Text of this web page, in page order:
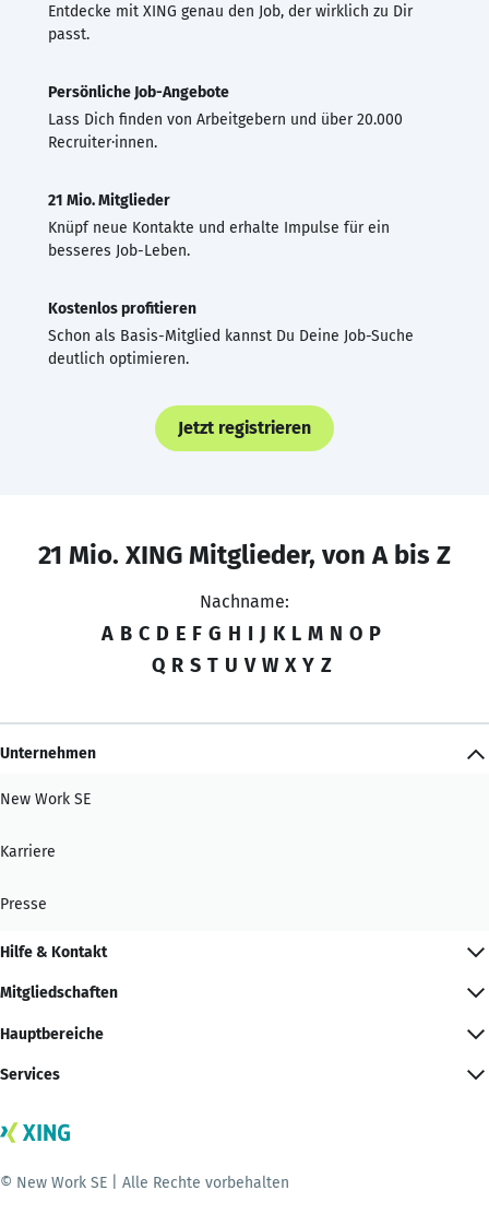
Entdecke mit XING genau den Job, der wirklich zu Dir
passt.
Persönliche Job-Angebote
Lass Dich finden von Arbeitgebern und über 20.000
Recruiter·innen.
21 Mio. Mitglieder
Knüpf neue Kontakte und erhalte Impulse für ein
besseres Job-Leben.
Kostenlos profitieren
Schon als Basis-Mitglied kannst Du Deine Job-Suche
deutlich optimieren.
Jetzt registrieren
21 Mio. XING Mitglieder, von A bis Z
Nachname:
A B C D E F G H I J K L M N O P
Q R S T U V W X Y Z
Unternehmen
New Work SE
Karriere
Presse
Hilfe & Kontakt
Mitgliedschaften
Hauptbereiche
Services
© New Work SE | Alle Rechte vorbehalten